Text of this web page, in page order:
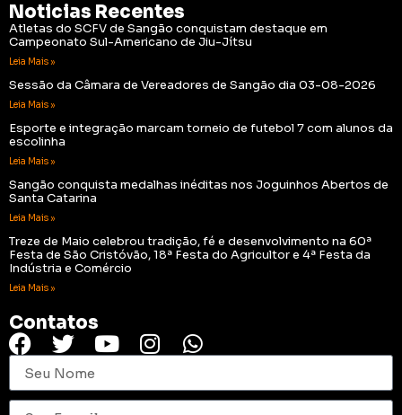
Noticias Recentes
Atletas do SCFV de Sangão conquistam destaque em
Campeonato Sul-Americano de Jiu-Jítsu
Leia Mais »
Sessão da Câmara de Vereadores de Sangão dia 03-08-2026
Leia Mais »
Esporte e integração marcam torneio de futebol 7 com alunos da
escolinha
Leia Mais »
Sangão conquista medalhas inéditas nos Joguinhos Abertos de
Santa Catarina
Leia Mais »
Treze de Maio celebrou tradição, fé e desenvolvimento na 60ª
Festa de São Cristóvão, 18ª Festa do Agricultor e 4ª Festa da
Indústria e Comércio
Leia Mais »
Contatos